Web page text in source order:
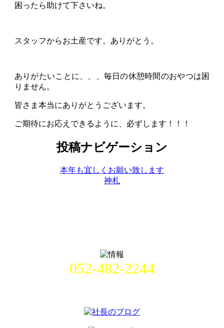
困ったら助けて下さいね。
スタッフからお土産です。ありがとう。
ありがたいことに、、、毎日の休憩時間のおやつは困
りません。
皆さま本当にありがとうございます。
ご期待にお応えできるように、必ずします！！！
投稿ナビゲーション
本年も宜しくお願い致します
神札
052-482-2244